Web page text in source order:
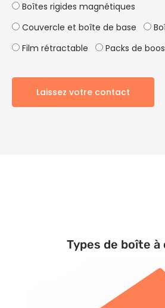
Boîtes rigides magnétiques
Couvercle et boîte de base
Film rétractable
Packs de
Laissez votre contact
Types de boîte à